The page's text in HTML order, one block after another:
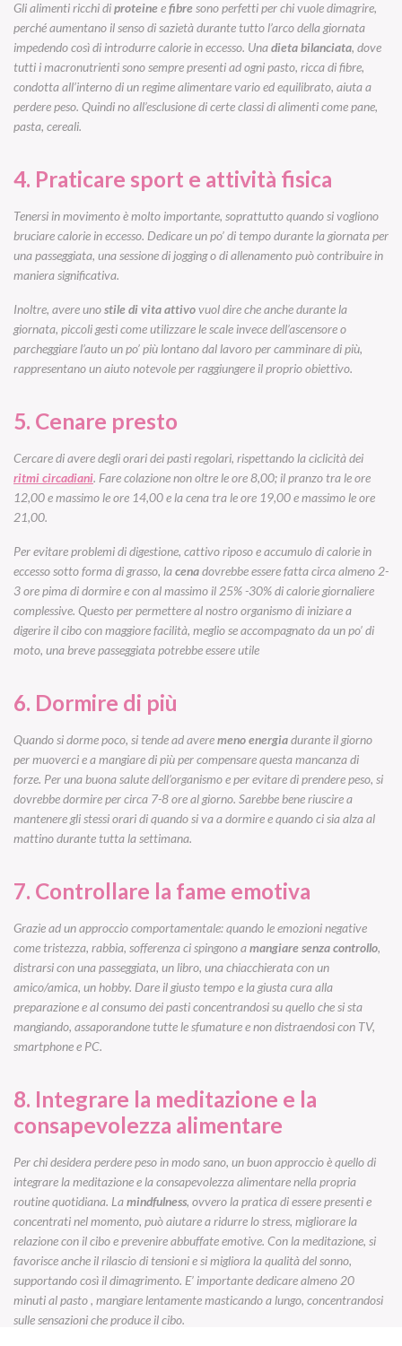
Gli alimenti ricchi diproteineefibresono perfetti per chi vuole dimagrire,
perché aumentano il senso di sazietà durante tutto l’arco della giornata
impedendo così di introdurre calorie in eccesso. Unadieta bilanciata, dove
tutti i macronutrienti sono sempre presenti ad ogni pasto, ricca di fibre,
condotta all’interno di un regime alimentare vario ed equilibrato, aiuta a
perdere peso. Quindi no all’esclusione di certe classi di alimenti come pane,
pasta, cereali.
4. Praticare sport e attività fisica
Tenersi in movimento è molto importante, soprattutto quando si vogliono
bruciare calorie in eccesso. Dedicare un po’ di tempo durante la giornata per
una passeggiata, una sessione di jogging o di allenamento può contribuire in
maniera significativa.
Inoltre, avere unostile di vita attivovuol dire che anche durante la
giornata, piccoli gesti come utilizzare le scale invece dell’ascensore o
parcheggiare l’auto un po’ più lontano dal lavoro per camminare di più,
rappresentano un aiuto notevole per raggiungere il proprio obiettivo.
5. Cenare presto
Cercare di avere degli orari dei pasti regolari, rispettando la ciclicità dei
ritmi circadiani. Fare colazione non oltre le ore 8,00; il pranzo tra le ore
12,00 e massimo le ore 14,00 e la cena tra le ore 19,00 e massimo le ore
21,00.
Per evitare problemi di digestione, cattivo riposo e accumulo di calorie in
eccesso sotto forma di grasso, lacenadovrebbe essere fatta circa almeno 2-
3 ore pima di dormire e con al massimo il 25% -30% di calorie giornaliere
complessive. Questo per permettere al nostro organismo di iniziare a
digerire il cibo con maggiore facilità, meglio se accompagnato da un po’ di
moto, una breve passeggiata potrebbe essere utile
6. Dormire di più
Quando si dorme poco, si tende ad averemeno energiadurante il giorno
per muoverci e a mangiare di più per compensare questa mancanza di
forze. Per una buona salute dell’organismo e per evitare di prendere peso, si
dovrebbe dormire per circa 7-8 ore al giorno. Sarebbe bene riuscire a
mantenere gli stessi orari di quando si va a dormire e quando ci sia alza al
mattino durante tutta la settimana.
7. Controllare la fame emotiva
Grazie ad un approccio comportamentale: quando le emozioni negative
come tristezza, rabbia, sofferenza ci spingono amangiare senza controllo,
distrarsi con una passeggiata, un libro, una chiacchierata con un
amico/amica, un hobby. Dare il giusto tempo e la giusta cura alla
preparazione e al consumo dei pasti concentrandosi su quello che si sta
mangiando, assaporandone tutte le sfumature e non distraendosi con TV,
smartphone e PC.
8. Integrare la meditazione e la
consapevolezza alimentare
Per chi desidera perdere peso in modo sano, un buon approccio è quello di
integrare la meditazione e la consapevolezza alimentare nella propria
routine quotidiana. Lamindfulness, ovvero la pratica di essere presenti e
concentrati nel momento, può aiutare a ridurre lo stress, migliorare la
relazione con il cibo e prevenire abbuffate emotive. Con la meditazione, si
favorisce anche il rilascio di tensioni e si migliora la qualità del sonno,
supportando così il dimagrimento. E’ importante dedicare almeno 20
minuti al pasto , mangiare lentamente masticando a lungo, concentrandosi
sulle sensazioni che produce il cibo.